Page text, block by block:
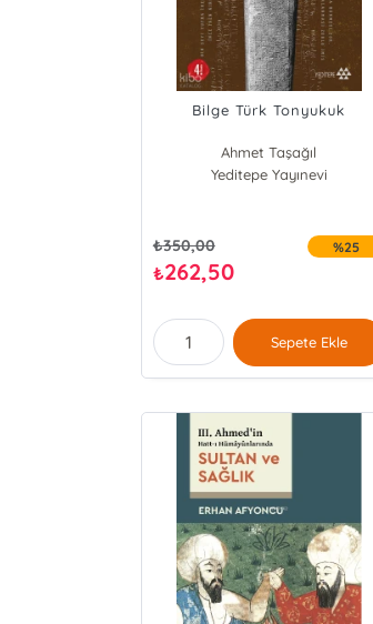
Bilge Türk Tonyukuk
Ahmet Taşağıl
Yeditepe Yayınevi
₺350,00
₺262,50
%25
Sepete Ekle